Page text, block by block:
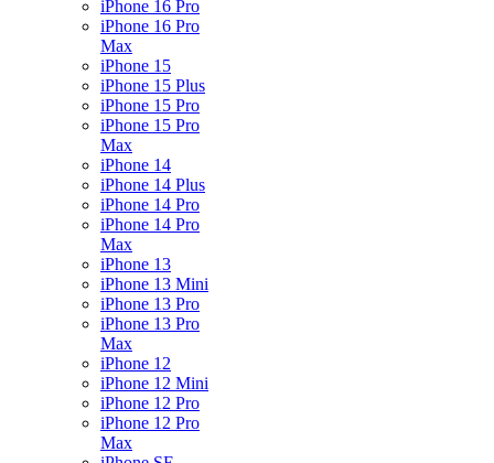
iPhone 16 Pro
iPhone 16 Pro
Max
iPhone 15
iPhone 15 Plus
iPhone 15 Pro
iPhone 15 Pro
Max
iPhone 14
iPhone 14 Plus
iPhone 14 Pro
iPhone 14 Pro
Max
iPhone 13
iPhone 13 Mini
iPhone 13 Pro
iPhone 13 Pro
Max
iPhone 12
iPhone 12 Mini
iPhone 12 Pro
iPhone 12 Pro
Max